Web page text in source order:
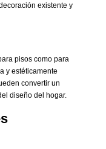
existente y
pisos como para
y estéticamente
convertir un
diseño del hogar.